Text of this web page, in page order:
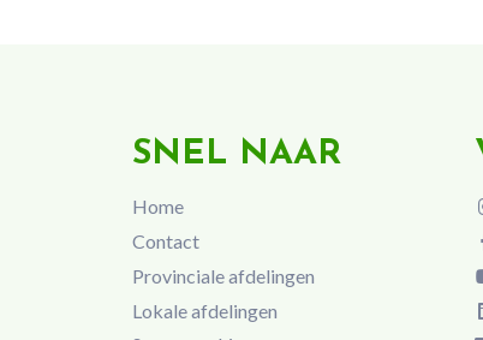
SNEL NAAR
Home
Contact
Provinciale afdelingen
Lokale afdelingen